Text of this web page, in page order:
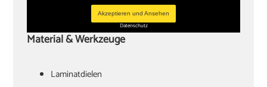
Akzeptieren und Ansehen
Datenschutz
Material & Werkzeuge
Laminatdielen